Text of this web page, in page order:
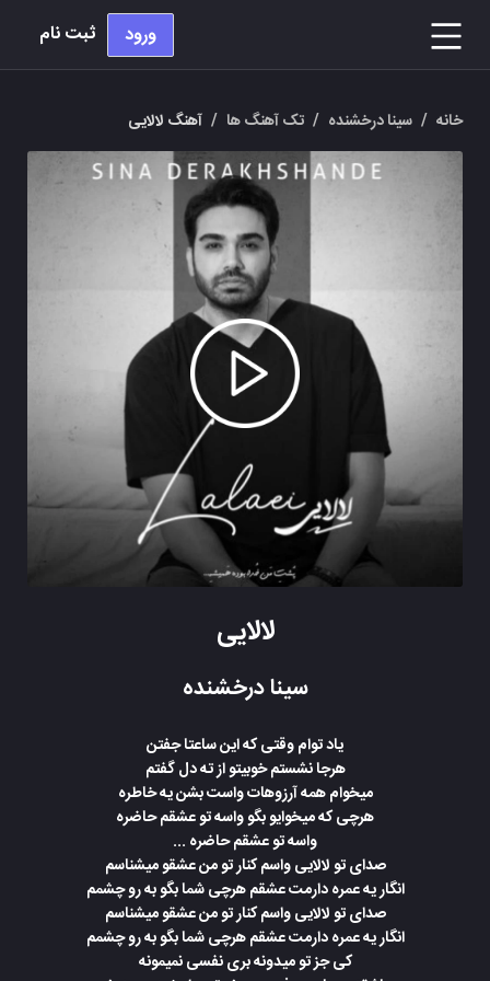
ورود ثبت نام
خانه / سینا درخشنده / تک آهنگ ها / آهنگ لالایی
لالایی
سینا درخشنده
یاد توام وقتی که این ساعتا جفتن
هرجا نشستم خوبیتو از ته دل گفتم
میخوام همه آرزوهات واست بشن یه خاطره
هرچی که میخوایو بگو واسه تو عشقم حاضره
واسه تو عشقم حاضره ...
صدای تو لالایی واسم کنار تو من عشقو میشناسم
انگار یه عمره دارمت عشقم هرچی شما بگو به رو چشمم
صدای تو لالایی واسم کنار تو من عشقو میشناسم
انگار یه عمره دارمت عشقم هرچی شما بگو به رو چشمم
کی جز تو میدونه بری نفسی نمیمونه